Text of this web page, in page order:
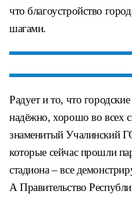
что благоустройство
шагами.
Радует и то, что
надёжно, хорошо во всех
знаменитый Учалинский
которые сейчас прошли
стадиона – все
А Правительство